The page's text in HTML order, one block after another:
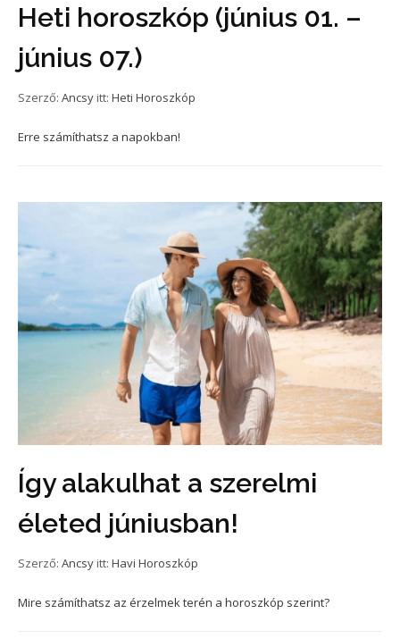
Heti horoszkóp (június 01. –
június 07.)
Szerző: Ancsy itt: Heti Horoszkóp
Erre számíthatsz a napokban!
Így alakulhat a szerelmi
életed júniusban!
Szerző: Ancsy itt: Havi Horoszkóp
Mire számíthatsz az érzelmek terén a horoszkóp szerint?